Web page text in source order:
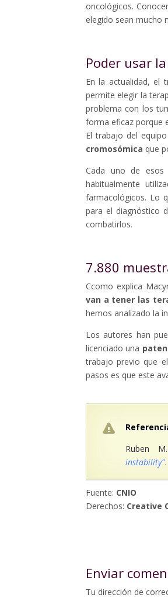
oncológicos.
elegido sean mucho
Poder usar
En la actualidad, el
permite elegir la
problema con los
forma eficaz porque
El trabajo del
cromosómica que
Cada uno de esos
habitualmente
farmacológicos. Lo
para el diagnóstico
combatirlos.
7.880
Ccomo explica
van a tener las
hemos analizado la
Los autores han
licenciado una
trabajo previo que
pasos es que este
Ruben
instability”.
Fuente: CNIO
Derechos: Creative
Enviar
Tu dirección de